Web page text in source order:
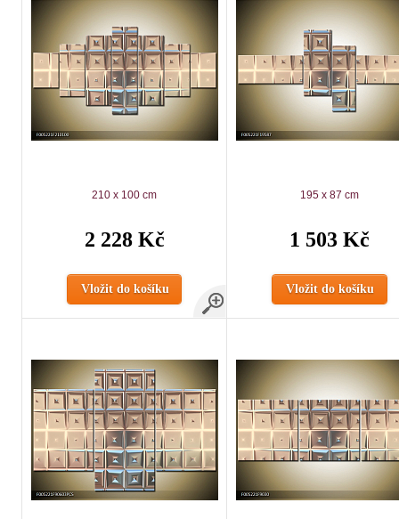
210 x 100 cm
2 228 Kč
Vložit do košíku
195 x 87 cm
1 503 Kč
Vložit do košíku